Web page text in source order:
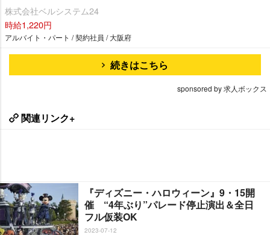
株式会社ベルシステム24
時給1,220円
アルバイト・パート / 契約社員 / 大阪府
続きはこちら
sponsored by 求人ボックス
関連リンク+
『ディズニー・ハロウィーン』9・15開
催 “4年ぶり”パレード停止演出＆全日
フル仮装OK
2023-07-12